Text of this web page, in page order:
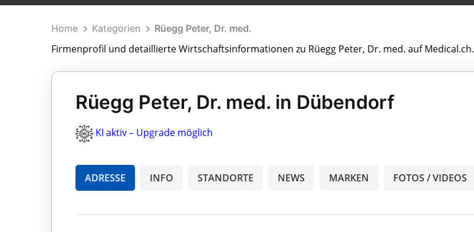
Home Kategorien Rüegg Peter, Dr. med.
Firmenprofil und detaillierte Wirtschaftsinformationen zu Rüegg Peter, Dr. med. auf Medical.ch.
Rüegg Peter, Dr. med. in Dübendorf
KI aktiv – Upgrade möglich
ADRESSE INFO STANDORTE NEWS MARKEN FOTOS / VIDEOS